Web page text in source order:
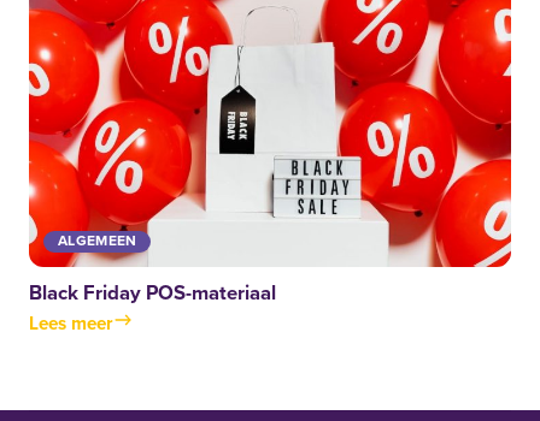
ALGEMEEN
Black Friday POS-materiaal
Lees meer